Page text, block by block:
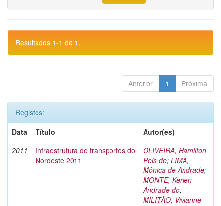
Resultados 1-1 de 1.
Anterior 1 Próxima
Registos:
Data
Título
Autor(es)
2011
Infraestrutura de transportes do
Nordeste 2011
OLIVEIRA, Hamilton
Reis de; LIMA,
Mônica de Andrade;
MONTE, Kerlen
Andrade do;
MILITÃO, Vivianne